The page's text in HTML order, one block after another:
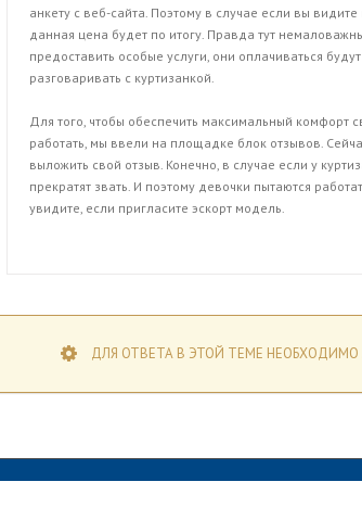
анкету с веб-сайта. Поэтому в случае если вы
данная цена будет по итогу. Правда тут
предоставить особые услуги, они оплачиваться
разговаривать с куртизанкой.
Для того, чтобы обеспечить максимальный комфорт
работать, мы ввели на площадке блок отзывов.
выложить свой отзыв. Конечно, в случае если у
прекратят звать. И поэтому девочки пытаются
увидите, если пригласите эскорт модель.
ДЛЯ ОТВЕТА В ЭТОЙ ТЕМЕ НЕОБХОДИМО